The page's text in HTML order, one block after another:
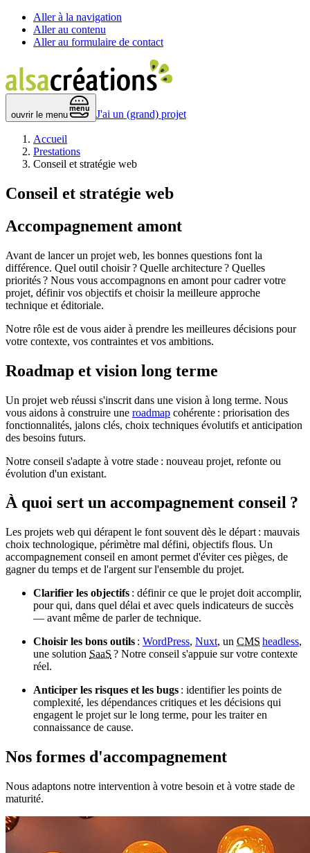
Aller à la navigation
Aller au contenu
Aller au formulaire de contact
ouvrir le menu
menu
J'ai un (grand) projet
Accueil
Prestations
Conseil et stratégie web
Conseil et stratégie web
Accompagnement amont
Avant de lancer un projet web, les bonnes questions font la
différence. Quel outil choisir ? Quelle architecture ? Quelles
priorités ? Nous vous accompagnons en amont pour cadrer votre
projet, définir vos objectifs et choisir la meilleure approche
technique et éditoriale.
Notre rôle est de vous aider à prendre les meilleures décisions pour
votre contexte, vos contraintes et vos ambitions.
Roadmap et vision long terme
Un projet web réussi s'inscrit dans une vision à long terme. Nous
vous aidons à construire une roadmap cohérente : priorisation des
fonctionnalités, jalons clés, choix techniques évolutifs et anticipation
des besoins futurs.
Notre conseil s'adapte à votre stade : nouveau projet, refonte ou
évolution d'un existant.
À quoi sert un accompagnement conseil ?
Les projets web qui dérapent le font souvent dès le départ : mauvais
choix technologique, périmètre mal défini, objectifs flous. Un
accompagnement conseil en amont permet d'éviter ces pièges, de
gagner du temps et de l'argent sur l'ensemble du projet.
Clarifier les objectifs : définir ce que le projet doit accomplir,
pour qui, dans quel délai et avec quels indicateurs de succès
— avant même de parler de technique.
Choisir les bons outils : WordPress, Nuxt, un CMS headless,
une solution SaaS ? Notre conseil s'appuie sur votre contexte
réel.
Anticiper les risques et les bugs : identifier les points de
complexité, les dépendances critiques et les décisions qui
engagent le projet sur le long terme, pour les traiter en
connaissance de cause.
Nos formes d'accompagnement
Nous adaptons notre intervention à votre besoin et à votre stade de
maturité.